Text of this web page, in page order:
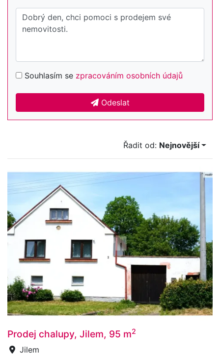
Souhlasím se zpracováním osobních údajů
Odeslat
Řadit od: Nejnovější
Prodej chalupy, Jilem, 95 m2
Jilem